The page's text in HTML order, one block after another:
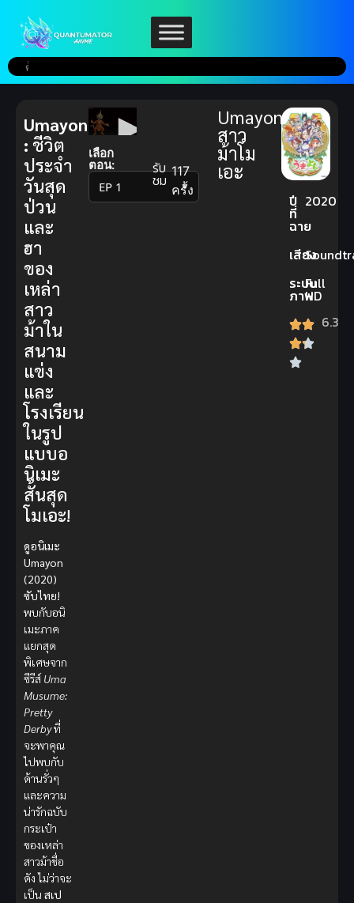
เลือก
ตอน:
▼
รับ
ชม 117
ครั้ง
Umayon
สาว
ม้าโม
เอะ
ปี
ที่
ฉาย
2020
เสียง
ระบบ
ภาพ
Full
HD
6.3
Umayon
: ชีวิต
ประจำ
วันสุด
ป่วน
และ
ฮา
ของ
เหล่า
สาว
ม้าใน
สนาม
แข่ง
และ
โรงเรียน
ในรูป
แบบอ
นิเมะ
สั้นสุด
โมเอะ!
ดูอนิเมะ
Umayon
(2020)
ซับไทย!
พบกับอนิ
เมะภาค
แยกสุด
พิเศษจาก
ซีรีส์Uma
Musume:
Pretty
Derbyที่
จะพาคุณ
ไปพบกับ
ด้านรั่วๆ
และความ
น่ารักฉบับ
กระเป๋า
ของเหล่า
สาวม้าชื่อ
ดัง ไม่ว่าจะ
เป็น สเป